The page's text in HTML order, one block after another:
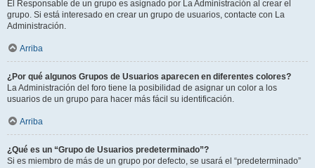
El Responsable de un grupo es asignado por La Administración al crear el
grupo. Si está interesado en crear un grupo de usuarios, contacte con La
Administración.
Arriba
¿Por qué algunos Grupos de Usuarios aparecen en diferentes colores?
La Administración del foro tiene la posibilidad de asignar un color a los
usuarios de un grupo para hacer más fácil su identificación.
Arriba
¿Qué es un “Grupo de Usuarios predeterminado”?
Si es miembro de más de un grupo por defecto, se usará el “predeterminado”